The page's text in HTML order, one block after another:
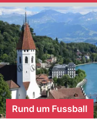
Rund um Fussball